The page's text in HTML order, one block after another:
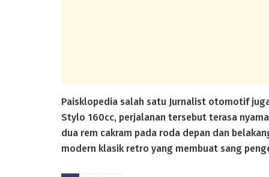
Paisklopedia salah satu Jurnalist otomotif
Stylo 160cc, perjalanan tersebut terasa
dua rem cakram pada roda depan dan
modern klasik retro yang membuat sang